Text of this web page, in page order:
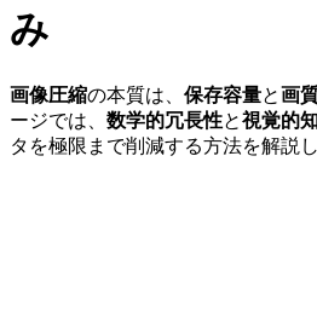
み
画像圧縮の本質は、 保存容量と画
ージでは、 数学的冗長性と視覚的
タを極限まで削減する方法を解説し